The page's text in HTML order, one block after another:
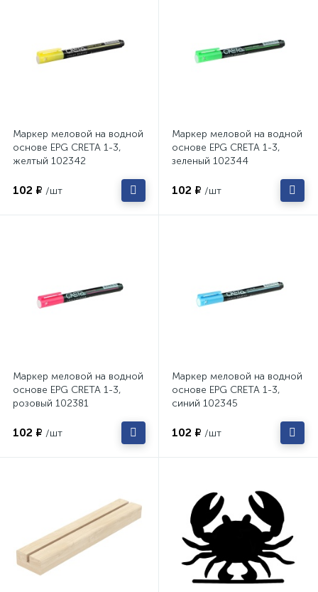
Маркер меловой на водной
основе EPG CRETA 1-3,
желтый 102342
102 ₽ /шт
Маркер меловой на водной
основе EPG CRETA 1-3,
зеленый 102344
102 ₽ /шт
Маркер меловой на водной
основе EPG CRETA 1-3,
розовый 102381
102 ₽ /шт
Маркер меловой на водной
основе EPG CRETA 1-3,
синий 102345
102 ₽ /шт